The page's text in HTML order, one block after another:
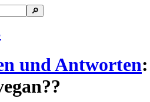
und Antworten: